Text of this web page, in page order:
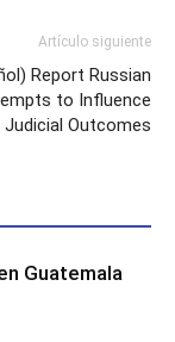
Artículo siguiente
Report Russian
to Influence
Outcomes
Guatemala